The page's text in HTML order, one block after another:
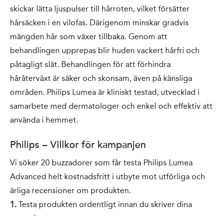
skickar lätta ljuspulser till hårroten, vilket försätter
hårsäcken i en vilofas. Därigenom minskar gradvis
mängden hår som växer tillbaka. Genom att
behandlingen upprepas blir huden vackert hårfri och
påtagligt slät. Behandlingen för att förhindra
håråterväxt är säker och skonsam, även på känsliga
områden. Philips Lumea är kliniskt testad, utvecklad i
samarbete med dermatologer och enkel och effektiv att
använda i hemmet.
Philips – Villkor för kampanjen
Vi söker 20 buzzadorer som får testa Philips Lumea
Advanced helt kostnadsfritt i utbyte mot utförliga och
ärliga recensioner om produkten.
1. Testa produkten ordentligt innan du skriver dina